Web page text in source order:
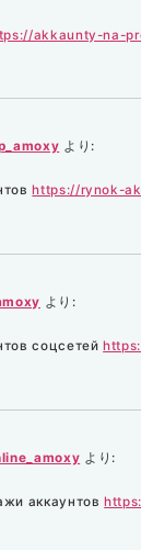
akkaunty-na-
より:
https://rynok-
より:
соцсетей
より:
аккаунтов